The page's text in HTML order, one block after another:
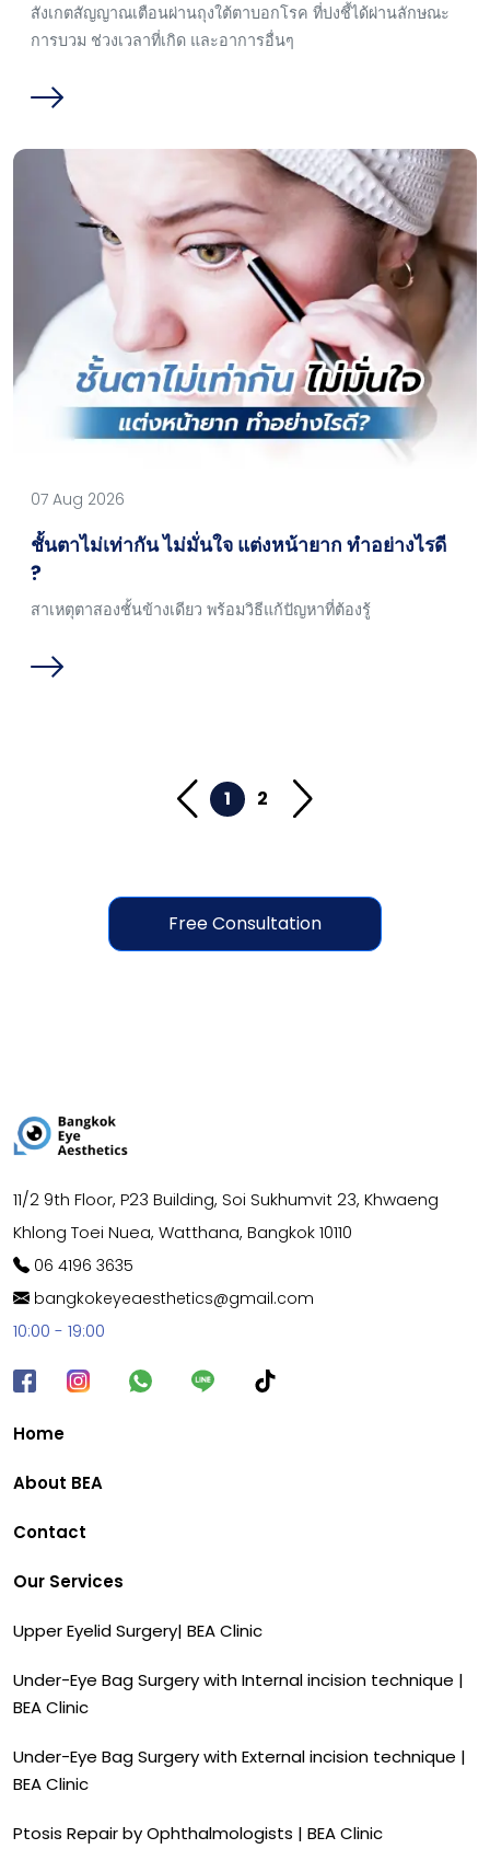
สังเกตสัญญาณเตือนผ่านถุงใต้ตาบอกโรค ที่บ่งชี้ได้ผ่านลักษณะ
การบวม ช่วงเวลาที่เกิด และอาการอื่นๆ
07 Aug 2026
ชั้นตาไม่เท่ากัน ไม่มั่นใจ แต่งหน้ายาก ทำอย่างไรดี
?
สาเหตุตาสองชั้นข้างเดียว พร้อมวิธีแก้ปัญหาที่ต้องรู้
1 2
Free Consultation
11/2 9th Floor, P23 Building, Soi Sukhumvit 23, Khwaeng
Khlong Toei Nuea, Watthana, Bangkok 10110
06 4196 3635
bangkokeyeaesthetics@gmail.com
10:00 - 19:00
Home
About BEA
Contact
Our Services
Upper Eyelid Surgery| BEA Clinic
Under-Eye Bag Surgery with Internal incision technique |
BEA Clinic
Under-Eye Bag Surgery with External incision technique |
BEA Clinic
Ptosis Repair by Ophthalmologists | BEA Clinic